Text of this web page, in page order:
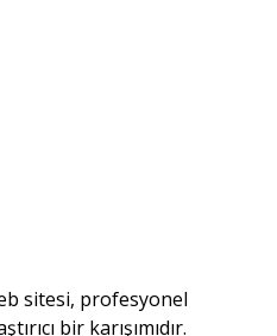
sitesi, profesyonel
bir karışımıdır.